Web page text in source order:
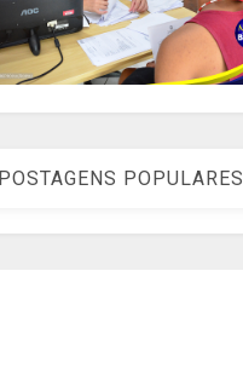
POSTAGENS POPULARES